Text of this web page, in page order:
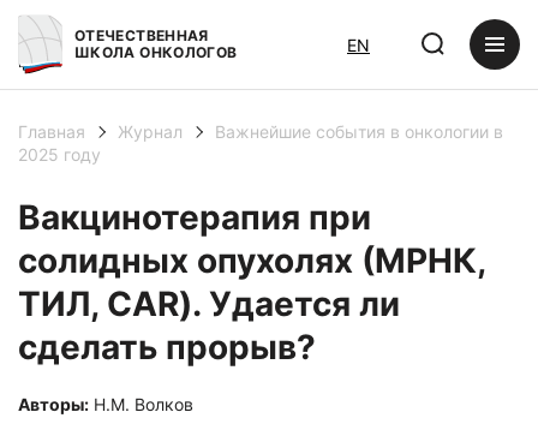
ОТЕЧЕСТВЕННАЯ
ШКОЛА ОНКОЛОГОВ
EN
Главная Журнал
Важнейшие события в онкологии в
2025 году
Вакцинотерапия при
солидных опухолях (МРНК,
ТИЛ, CAR). Удается ли
сделать прорыв?
Авторы: Н.М. Волков